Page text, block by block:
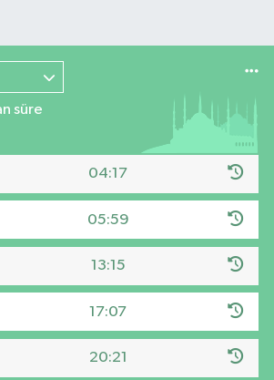
süre
04:17
05:59
13:15
17:07
20:21